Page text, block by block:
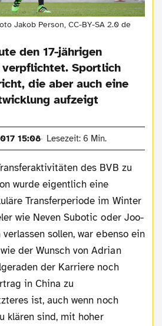
Jakob Person, CC-BY-SA 2.0 de
den 17-jährigen
Sportlich
die aber auch eine
aufzeigt
15:08 Lesezeit: 6 Min.
des BVB zu
wurde eigentlich eine
Transferperiode im Winter
wie Neven Subotic oder Joo-
sollen, war ebenso ein
der Wunsch von Adrian
der Karriere noch
in China zu
ist, auch wenn noch
klären sind, mit hoher